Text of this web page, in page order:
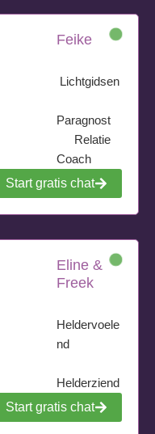
Feike
Lichtgidsen
Paragnost
Relatie
Coach
Start gratis chat
Eline &
Freek
Heldervoele
nd
Helderziend
Start gratis chat